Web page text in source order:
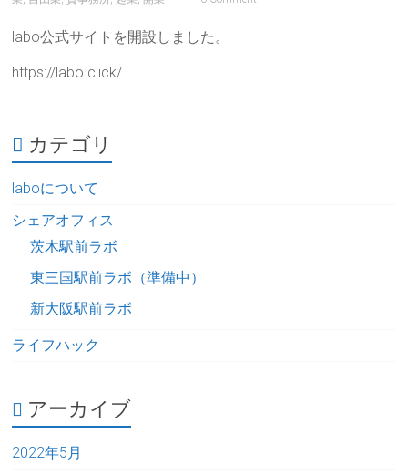
labo公式サイトを開設しました。
https://labo.click/
カテゴリ
laboについて
シェアオフィス
茨木駅前ラボ
東三国駅前ラボ（準備中）
新大阪駅前ラボ
ライフハック
アーカイブ
2022年5月